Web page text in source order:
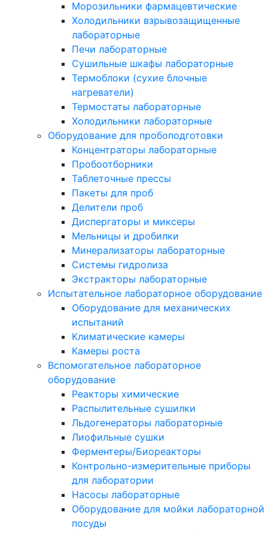
Морозильники фармацевтические
Холодильники взрывозащищенные
лабораторные
Печи лабораторные
Сушильные шкафы лабораторные
Термоблоки (сухие блочные
нагреватели)
Термостаты лабораторные
Холодильники лабораторные
Оборудование для пробоподготовки
Концентраторы лабораторные
Пробоотборники
Таблеточные прессы
Пакеты для проб
Делители проб
Диспергаторы и миксеры
Мельницы и дробилки
Минерализаторы лабораторные
Системы гидролиза
Экстракторы лабораторные
Испытательное лабораторное оборудование
Оборудование для механических
испытаний
Климатические камеры
Камеры роста
Вспомогательное лабораторное
оборудование
Реакторы химические
Распылительные сушилки
Льдогенераторы лабораторные
Лиофильные сушки
Ферментеры/Биореакторы
Контрольно-измерительные приборы
для лаборатории
Насосы лабораторные
Оборудование для мойки лабораторной
посуды